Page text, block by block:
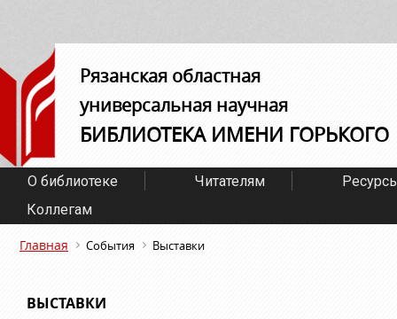
Рязанская областная
универсальная научная
БИБЛИОТЕКА ИМЕНИ ГОРЬКОГО
О библиотеке Читателям
Коллегам
Главная События Выставки
ВЫСТАВКИ